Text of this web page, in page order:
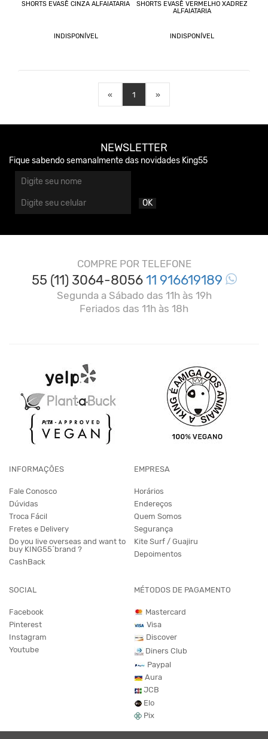
SHORTS EVASÊ CINZA ALFAIATARIA
INDISPONÍVEL
SHORTS EVASÊ VERMELHO XADREZ
ALFAIATARIA
INDISPONÍVEL
« 1 »
NEWSLETTER
Fique sabendo semanalmente das novidades King55
OK
COMPRE POR TELEFONE
55 (11) 3064-805611 916619189
Segunda a Sábado das 11h às 19h
Feriados das 11h às 18h
INFORMAÇÕES
Fale Conosco
Dúvidas
Troca Fácil
Fretes e Delivery
Do you live overseas and want to
buy KING55´brand ?
CashBack
EMPRESA
Horários
Endereços
Quem Somos
Segurança
Kite Surf / Guajiru
Depoimentos
SOCIAL
Facebook
Pinterest
Instagram
Youtube
MÉTODOS DE PAGAMENTO
Mastercard
Visa
Discover
Diners Club
Paypal
Aura
JCB
Elo
Pix